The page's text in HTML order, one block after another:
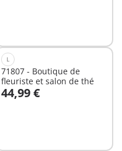
L
71807 - Boutique de
fleuriste et salon de thé
44,99 €
Au panier